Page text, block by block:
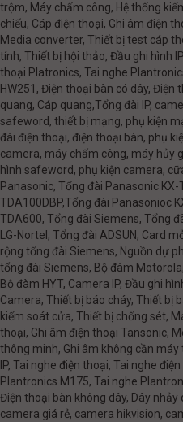
trộm, Máy chấm công, Hệ thống
chiếu, Cáp điện thoại, Ghi âm điện
Media converter, Thiết bị test cáp
tính, Thiết bị hội thảo, Đầu ghi hình
thoại Platronics, Tai nghe
HW251, Điện thoại bàn có dây, Điện
quang, Cáp quang,Tổng đài IP,
safeword, thiết bị mạng, phụ kiện
đài điện thoại, điện thoại bàn, phụ
camera, máy chấm công, máy hủy
hình safeword, phụ kiện camera,
Panasonic, Tổng đài Panasonic
TDA100DBP,Tổng đài Panasonioc
TDA600, Tổng đài Siemens, Tổng
LG-Nortel, Tổng đài ADSUN, Card
rộng tổng đài Siemens, Nguồn dự
tổng đài Siemens, Bộ đàm
Bộ đàm HYT, Camera IP, Đầu ghi
Camera, Thiết bị báo cháy, Thiết bị
kiểm soát cửa, Thiết bị chống sét,
thoại, Ghi âm điện thoại Tansonic,
thông minh, Ghi âm không cần
IP, Tai nghe điện thoại, Tai nghe
Plantronics M175, Tai nghe
Điện thoại bàn không dây, Dây nhảy
camera giá rẻ, camera hikvision,